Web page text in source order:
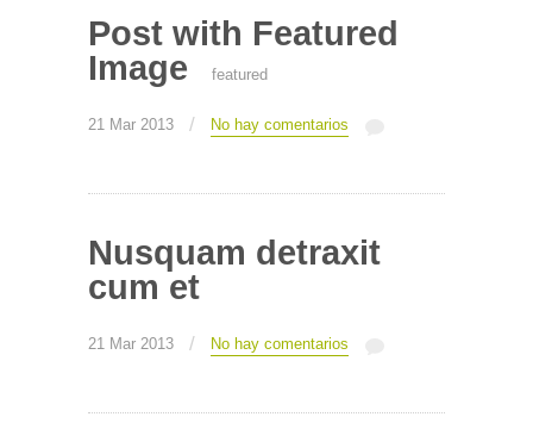
Post with Featured
Image
featured
21 Mar 2013 / No hay comentarios
Nusquam detraxit
cum et
21 Mar 2013 / No hay comentarios